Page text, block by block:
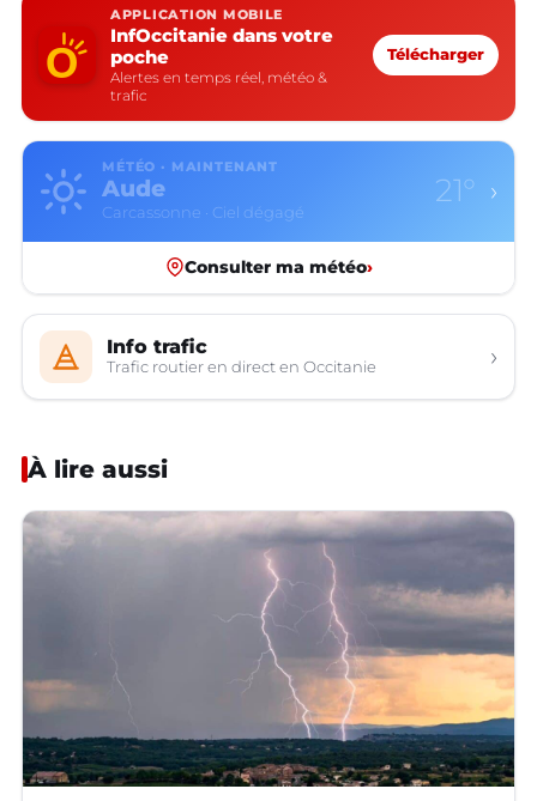
APPLICATION MOBILE
InfOccitanie dans votre
poche
Alertes en temps réel, météo &
trafic
Télécharger
MÉTÉO · MAINTENANT
Aveyron
Rodez · Plutôt dégagé
12° ›
Consulter ma météo›
Info trafic
Trafic routier en direct en Occitanie ›
À lire aussi